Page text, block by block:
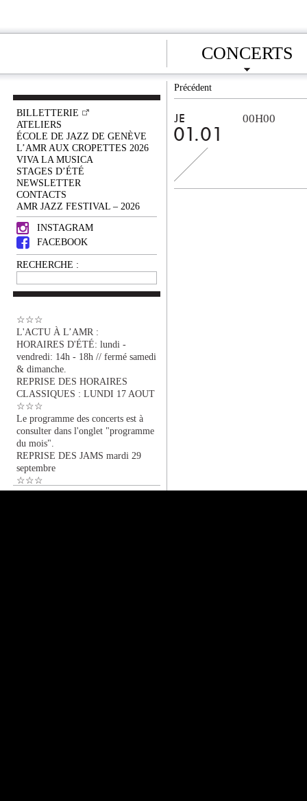
CONCERTS
BILLETTERIE
ATELIERS
ÉCOLE DE JAZZ DE GENÈVE
L’AMR AUX CROPETTES 2026
VIVA LA MUSICA
STAGES D’ÉTÉ
NEWSLETTER
CONTACTS
AMR JAZZ FESTIVAL – 2026
INSTAGRAM
FACEBOOK
RECHERCHE :
☆☆☆
L'ACTU À L’AMR :
HORAIRES D'ÉTÉ: lundi -
vendredi: 14h - 18h // fermé samedi
& dimanche.
REPRISE DES HORAIRES
CLASSIQUES : LUNDI 17 AOUT
☆☆☆
Le programme des concerts est à
consulter dans l'onglet "programme
du mois".
REPRISE DES JAMS mardi 29
septembre
☆☆☆
Précédent
JE
01.01
00H00